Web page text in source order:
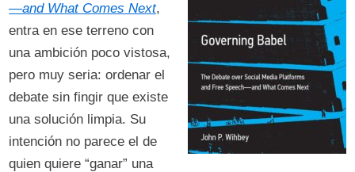
—and What Comes Next,
entra en ese terreno con
una ambición poco vistosa,
pero muy seria: ordenar el
debate sin fingir que existe
una solución limpia. Su
intención no parece el de
quien quiere “ganar” una